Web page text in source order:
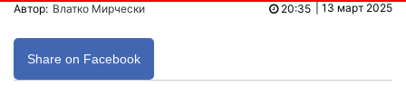
Автор: Влатко Мирчески 13 март 2025
20:35
Share on Facebook